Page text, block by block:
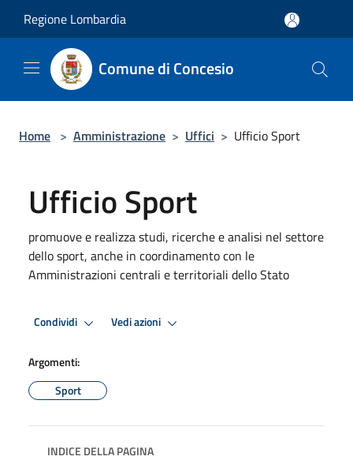
Regione Lombardia
Comune di Concesio
Home > Amministrazione > Uffici > Ufficio Sport
Ufficio Sport
promuove e realizza studi, ricerche e analisi nel settore
dello sport, anche in coordinamento con le
Amministrazioni centrali e territoriali dello Stato
Condividi Vedi azioni
Argomenti:
Sport
INDICE DELLA PAGINA